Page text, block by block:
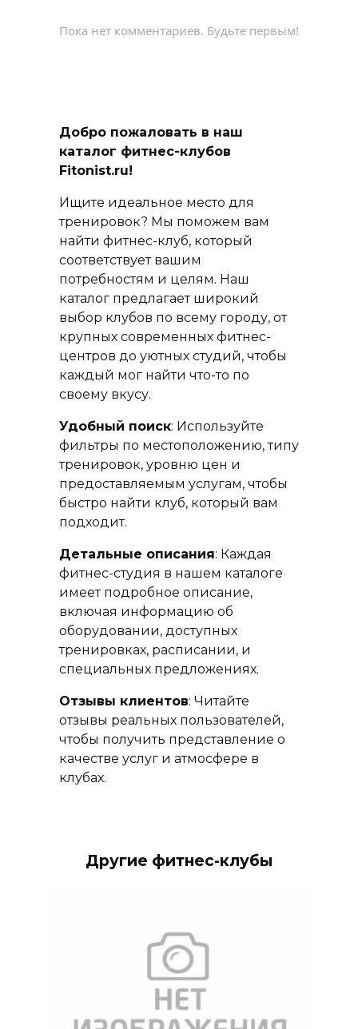
Пока нет комментариев. Будьте первым!
Добро пожаловать в наш
каталог фитнес-клубов
Fitonist.ru!
Ищите идеальное место для
тренировок? Мы поможем вам
найти фитнес-клуб, который
соответствует вашим
потребностям и целям. Наш
каталог предлагает широкий
выбор клубов по всему городу, от
крупных современных фитнес-
центров до уютных студий, чтобы
каждый мог найти что-то по
своему вкусу.
Удобный поиск: Используйте
фильтры по местоположению, типу
тренировок, уровню цен и
предоставляемым услугам, чтобы
быстро найти клуб, который вам
подходит.
Детальные описания: Каждая
фитнес-студия в нашем каталоге
имеет подробное описание,
включая информацию об
оборудовании, доступных
тренировках, расписании, и
специальных предложениях.
Отзывы клиентов: Читайте
отзывы реальных пользователей,
чтобы получить представление о
качестве услуг и атмосфере в
клубах.
Другие фитнес-клубы